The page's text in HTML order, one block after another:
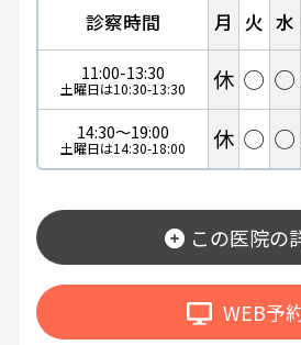
診察時間 月 火 水
11:00-13:30
土曜日は10:30-13:30 休 ◯ ◯
14:30～19:00
土曜日は14:30-18:00 休 ◯ ◯
この医院の
WEB予